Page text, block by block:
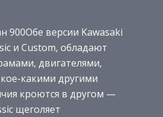
900Обе версии Kawasaki
и Custom, обладают
двигателями,
какими другими
кроются в другом —
щеголяет